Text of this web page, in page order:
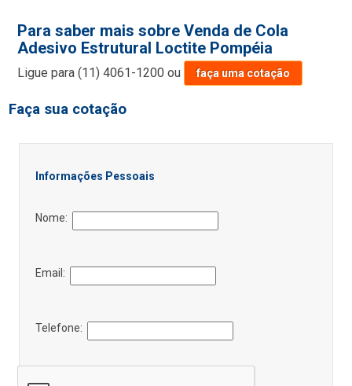
Para saber mais sobre Venda de Cola
Adesivo Estrutural Loctite Pompéia
Ligue para(11) 4061-1200 ou faça uma cotação
Faça sua cotação
Informações Pessoais
Nome:
Email:
Telefone: